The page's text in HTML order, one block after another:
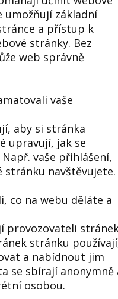
základní
a přístup k
stránky. Bez
web správně
vaše
aby si stránka
upravují, jak se
vaše přihlášení,
stránku navštěvujete.
co na webu děláte a
provozovateli
stránku
a nabídnout jim
se sbírají anonymně
osobou.